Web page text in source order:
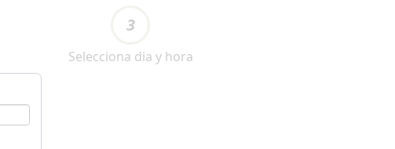
3
Selecciona dia y hora